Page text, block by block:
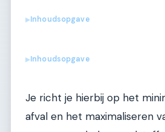
▶Inhoudsopgave
▶Inhoudsopgave
Je richt je hierbij op het
afval en het maximaliseren